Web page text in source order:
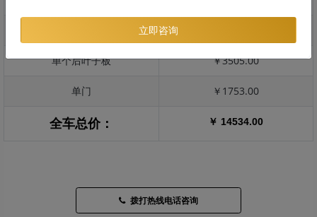
单个后叶子板 ￥3505.00
单门 ￥1753.00
全车总价： ￥ 14534.00
拨打热线电话咨询
立即咨询